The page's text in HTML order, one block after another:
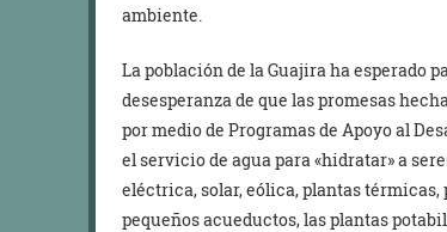
ambiente.
La población de la Guajira ha esperado
desesperanza de que las promesas
por medio de Programas de Apoyo al
el servicio de agua para «hidratar» a
eléctrica, solar, eólica, plantas
pequeños acueductos, las plantas